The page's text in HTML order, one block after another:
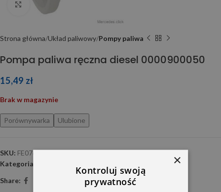
Click to enlarge
Strona główna Układ paliwowy Pompy paliwa
Pompa paliwa ręczna diesel 0000900050
15,49 zł
Brak w magazynie
Porównywarka Ulubione
SKU: FE07670
Kategoria:
Share:
×
Kontroluj swoją
prywatność